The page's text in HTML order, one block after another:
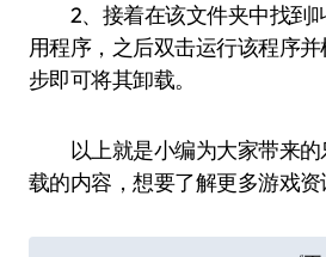
2、接着在该文件夹中找到叫
用程序，之后双击运行该程序
步即可将其卸载。
以上就是小编为大家带来的
载的内容，想要了解更多游戏资